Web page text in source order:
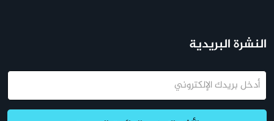
النشرة البريدية
البريد
الإلكتروني